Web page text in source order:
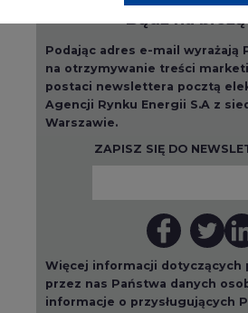
informacje o przysługujących
prawach, znajduje się w
Raporty